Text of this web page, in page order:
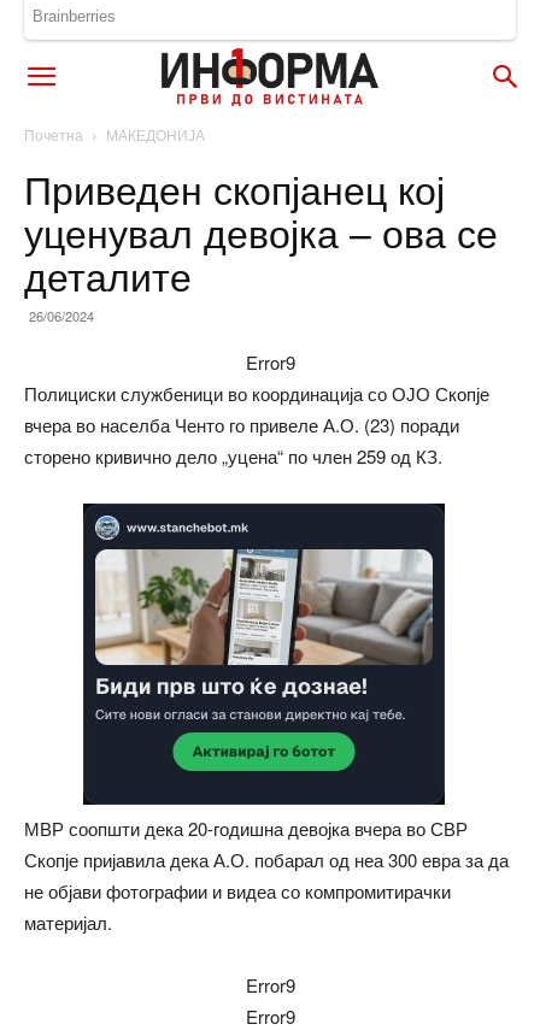
Почетна МАКЕДОНИЈА
Приведен скопјанец кој
уценувал девојка – ова се
деталите
26/06/2024
Error9
Полициски службеници во координација со ОЈО Скопје
вчера во населба Ченто го привеле А.О. (23) поради
сторено кривично дело „уцена“ по член 259 од КЗ.
МВР соопшти дека 20-годишна девојка вчера во СВР
Скопје пријавила дека А.О. побарал од неа 300 евра за да
не објави фотографии и видеа со компромитирачки
материјал.
Error9
Error9